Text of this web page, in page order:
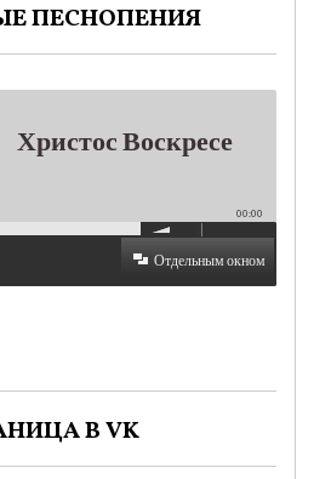
ПЕСНОПЕНИЯ
Христос Воскресе
00:00
Отдельным окном
В VK